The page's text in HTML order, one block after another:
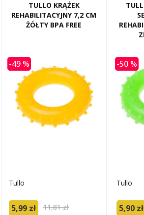
TULLO KRĄŻEK
REHABILITACYJNY 7,2 CM
ŻÓŁTY BPA FREE
-49 %
Tullo
5,99 zł 11,81 zł
-50 %
Tullo
5,90 zł